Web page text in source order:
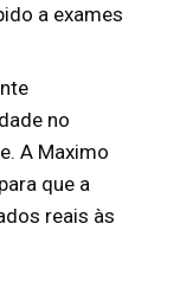
a exames
no
A Maximo
que a
reais às